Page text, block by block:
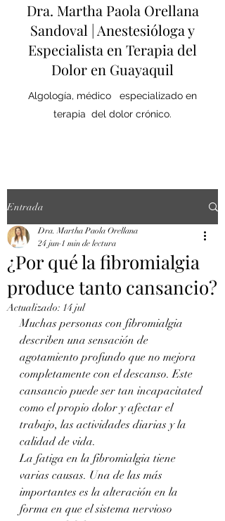
Dra. Martha Paola Orellana
Sandoval | Anestesióloga y
Especialista en Terapia del
Dolor en Guayaquil
Algología, médico especializado en
terapia del dolor crónico.
Entrada
¿Por qué la fibromialgia
produce tanto cansancio?
Dra. Martha Paola Orellana
24 jun 1 min de lectura
Actualizado: 14 jul
Muchas personas con fibromialgia
describen una sensación de
agotamiento profundo que no mejora
completamente con el descanso. Este
cansancio puede ser tan incapacitated
como el propio dolor y afectar el
trabajo, las actividades diarias y la
calidad de vida.
La fatiga en la fibromialgia tiene
varias causas. Una de las más
importantes es la alteración en la
forma en que el sistema nervioso